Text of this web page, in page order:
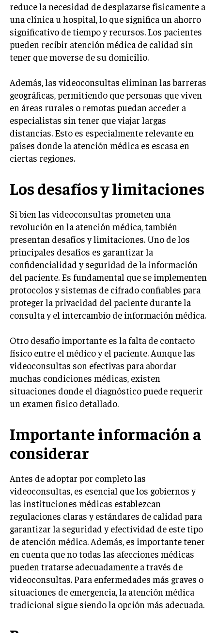
reduce la necesidad de desplazarse físicamente a
una clínica u hospital, lo que significa un ahorro
significativo de tiempo y recursos. Los pacientes
pueden recibir atención médica de calidad sin
tener que moverse de su domicilio.
Además, las videoconsultas eliminan las barreras
geográficas, permitiendo que personas que viven
en áreas rurales o remotas puedan acceder a
especialistas sin tener que viajar largas
distancias. Esto es especialmente relevante en
países donde la atención médica es escasa en
ciertas regiones.
Los desafíos y limitaciones
Si bien las videoconsultas prometen una
revolución en la atención médica, también
presentan desafíos y limitaciones. Uno de los
principales desafíos es garantizar la
confidencialidad y seguridad de la información
del paciente. Es fundamental que se implementen
protocolos y sistemas de cifrado confiables para
proteger la privacidad del paciente durante la
consulta y el intercambio de información médica.
Otro desafío importante es la falta de contacto
físico entre el médico y el paciente. Aunque las
videoconsultas son efectivas para abordar
muchas condiciones médicas, existen
situaciones donde el diagnóstico puede requerir
un examen físico detallado.
Importante información a
considerar
Antes de adoptar por completo las
videoconsultas, es esencial que los gobiernos y
las instituciones médicas establezcan
regulaciones claras y estándares de calidad para
garantizar la seguridad y efectividad de este tipo
de atención médica. Además, es importante tener
en cuenta que no todas las afecciones médicas
pueden tratarse adecuadamente a través de
videoconsultas. Para enfermedades más graves o
situaciones de emergencia, la atención médica
tradicional sigue siendo la opción más adecuada.